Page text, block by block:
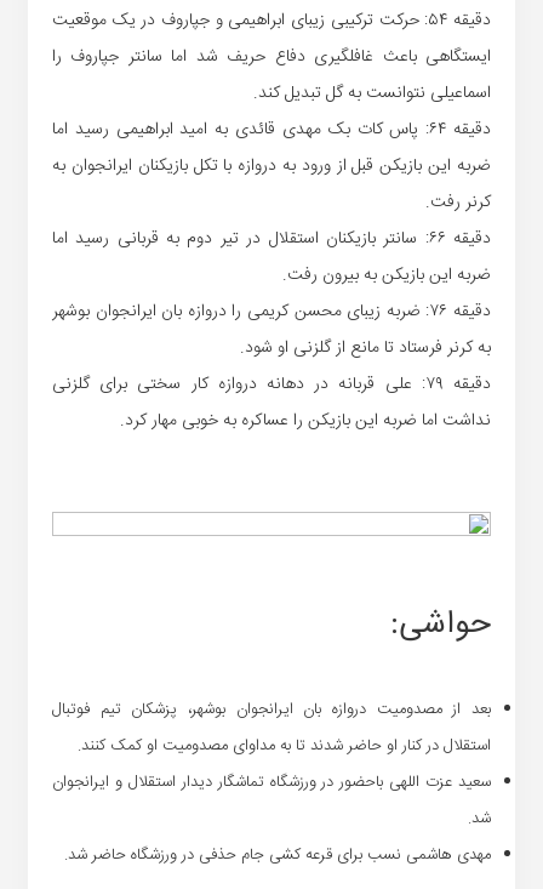
دقیقه ۵۴: حرکت ترکیبی زیبای ابراهیمی و جپاروف در یک موقعیت
ایستگاهی باعث غافلگیری دفاع حریف شد اما سانتر جپاروف را
اسماعیلی نتوانست به گل تبدیل کند.
دقیقه ۶۴: پاس کات بک مهدی قائدی به امید ابراهیمی رسید اما
ضربه این بازیکن قبل از ورود به دروازه با تکل بازیکنان ایرانجوان به
کرنر رفت.
دقیقه ۶۶: سانتر بازیکنان استقلال در تیر دوم به قربانی رسید اما
ضربه این بازیکن به بیرون رفت.
دقیقه ۷۶: ضربه زیبای محسن کریمی را دروازه بان ایرانجوان بوشهر
به کرنر فرستاد تا مانع از گلزنی او شود.
دقیقه ۷۹: علی قربانه در دهانه دروازه کار سختی برای گلزنی
نداشت اما ضربه این بازیکن را عساکره به خوبی مهار کرد.
حواشی:
بعد از مصدومیت دروازه بان ایرانجوان بوشهر، پزشکان تیم فوتبال
استقلال در کنار او حاضر شدند تا به مداوای مصدومیت او کمک کنند.
سعید عزت اللهی باحضور در ورزشگاه تماشگار دیدار استقلال و ایرانجوان
شد.
مهدی هاشمی نسب برای قرعه کشی جام حذفی در ورزشگاه حاضر شد.